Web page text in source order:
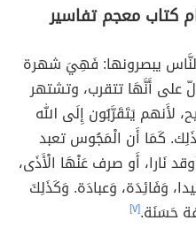
كتاب معجم تفاسير
يبصرونها: فَهِيَ شهرة
على أَنَّهَا تتقرب، وتشتهر
لأَنهم يَتَقَرَّبُون إِلَى الله
ذَلِك. كَمَا أَن الْمَجُوس تعبد
نَارا، أَو صرف عَنْهَا الْأَذَى،
وَفَائِدَة، وَعبادَة. وَكَذَلِكَ
حَسَنَة.[٧]